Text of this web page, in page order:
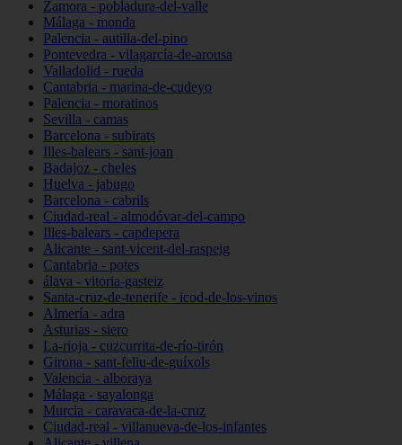
Zamora - pobladura-del-valle
Málaga - monda
Palencia - autilla-del-pino
Pontevedra - vilagarcía-de-arousa
Valladolid - rueda
Cantabria - marina-de-cudeyo
Palencia - moratinos
Sevilla - camas
Barcelona - subirats
Illes-balears - sant-joan
Badajoz - cheles
Huelva - jabugo
Barcelona - cabrils
Ciudad-real - almodóvar-del-campo
Illes-balears - capdepera
Alicante - sant-vicent-del-raspeig
Cantabria - potes
álava - vitoria-gasteiz
Santa-cruz-de-tenerife - icod-de-los-vinos
Almería - adra
Asturias - siero
La-rioja - cuzcurrita-de-río-tirón
Girona - sant-feliu-de-guíxols
Valencia - alboraya
Málaga - sayalonga
Murcia - caravaca-de-la-cruz
Ciudad-real - villanueva-de-los-infantes